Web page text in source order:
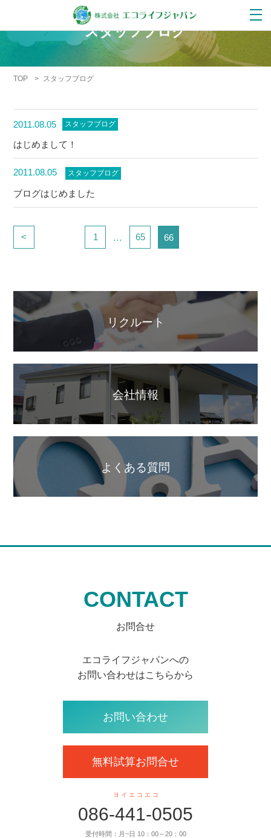
スタッフブログ
TOP > スタッフブログ
2011.08.05 スタッフブログ
はじめまして！
2011.08.05 スタッフブログ
ブログはじめました
< 1 … 65 66
リクルート
会社情報
よくある質問
CONTACT
お問合せ
エコライフジャパンへの
お問い合わせはこちらから
お問い合わせ
無料試算お問合せ
ヨ イ エ コ エ コ
086-441-0505
受付時間：月~日 10：00～20：00